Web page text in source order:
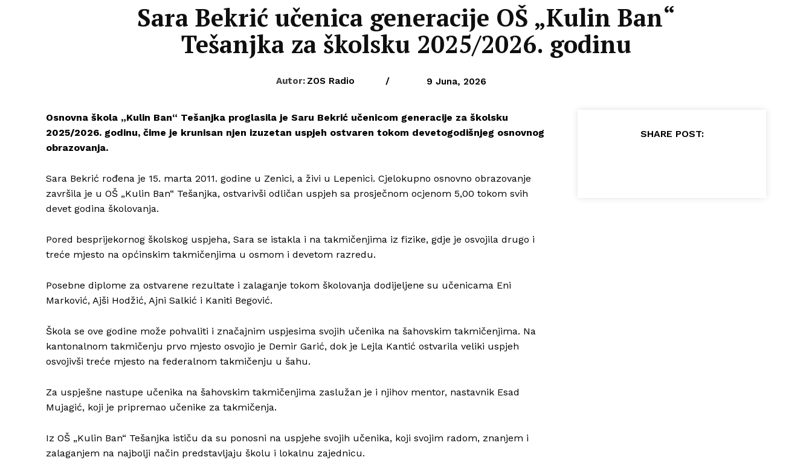
Sara Bekrić učenica generacije OŠ „Kulin Ban“
Tešanjka za školsku 2025/2026. godinu
Autor: ZOS Radio / 9 Juna, 2026
Osnovna škola „Kulin Ban“ Tešanjka proglasila je Saru Bekrić učenicom generacije za školsku
2025/2026. godinu, čime je krunisan njen izuzetan uspjeh ostvaren tokom devetogodišnjeg osnovnog
obrazovanja.
Sara Bekrić rođena je 15. marta 2011. godine u Zenici, a živi u Lepenici. Cjelokupno osnovno obrazovanje
završila je u OŠ „Kulin Ban“ Tešanjka, ostvarivši odličan uspjeh sa prosječnom ocjenom 5,00 tokom svih
devet godina školovanja.
Pored besprijekornog školskog uspjeha, Sara se istakla i na takmičenjima iz fizike, gdje je osvojila drugo i
treće mjesto na općinskim takmičenjima u osmom i devetom razredu.
Posebne diplome za ostvarene rezultate i zalaganje tokom školovanja dodijeljene su učenicama Eni
Marković, Ajši Hodžić, Ajni Salkić i Kaniti Begović.
Škola se ove godine može pohvaliti i značajnim uspjesima svojih učenika na šahovskim takmičenjima. Na
kantonalnom takmičenju prvo mjesto osvojio je Demir Garić, dok je Lejla Kantić ostvarila veliki uspjeh
osvojivši treće mjesto na federalnom takmičenju u šahu.
Za uspješne nastupe učenika na šahovskim takmičenjima zaslužan je i njihov mentor, nastavnik Esad
Mujagić, koji je pripremao učenike za takmičenja.
Iz OŠ „Kulin Ban“ Tešanjka ističu da su ponosni na uspjehe svojih učenika, koji svojim radom, znanjem i
zalaganjem na najbolji način predstavljaju školu i lokalnu zajednicu.
SHARE POST: